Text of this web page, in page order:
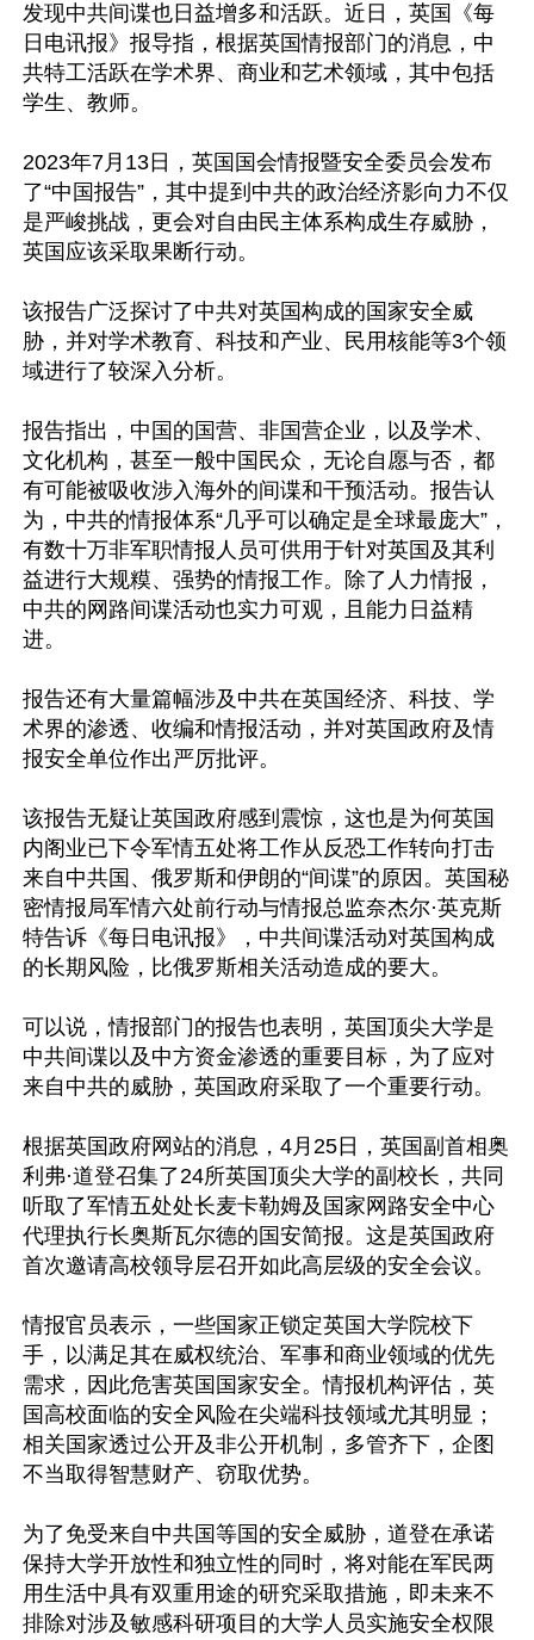
发现中共间谍也日益增多和活跃。近日，英国《每
日电讯报》报导指，根据英国情报部门的消息，中
共特工活跃在学术界、商业和艺术领域，其中包括
学生、教师。
2023年7月13日，英国国会情报暨安全委员会发布
了“中国报告”，其中提到中共的政治经济影向力不仅
是严峻挑战，更会对自由民主体系构成生存威胁，
英国应该采取果断行动。
该报告广泛探讨了中共对英国构成的国家安全威
胁，并对学术教育、科技和产业、民用核能等3个领
域进行了较深入分析。
报告指出，中国的国营、非国营企业，以及学术、
文化机构，甚至一般中国民众，无论自愿与否，都
有可能被吸收涉入海外的间谍和干预活动。报告认
为，中共的情报体系“几乎可以确定是全球最庞大”，
有数十万非军职情报人员可供用于针对英国及其利
益进行大规糢、强势的情报工作。除了人力情报，
中共的网路间谍活动也实力可观，且能力日益精
进。
报告还有大量篇幅涉及中共在英国经济、科技、学
术界的渗透、收编和情报活动，并对英国政府及情
报安全单位作出严厉批评。
该报告无疑让英国政府感到震惊，这也是为何英国
内阁业已下令军情五处将工作从反恐工作转向打击
来自中共国、俄罗斯和伊朗的“间谍”的原因。英国秘
密情报局军情六处前行动与情报总监奈杰尔·英克斯
特告诉《每日电讯报》，中共间谍活动对英国构成
的长期风险，比俄罗斯相关活动造成的要大。
可以说，情报部门的报告也表明，英国顶尖大学是
中共间谍以及中方资金渗透的重要目标，为了应对
来自中共的威胁，英国政府采取了一个重要行动。
根据英国政府网站的消息，4月25日，英国副首相奥
利弗·道登召集了24所英国顶尖大学的副校长，共同
听取了军情五处处长麦卡勒姆及国家网路安全中心
代理执行长奥斯瓦尔德的国安简报。这是英国政府
首次邀请高校领导层召开如此高层级的安全会议。
情报官员表示，一些国家正锁定英国大学院校下
手，以满足其在威权统治、军事和商业领域的优先
需求，因此危害英国国家安全。情报机构评估，英
国高校面临的安全风险在尖端科技领域尤其明显；
相关国家透过公开及非公开机制，多管齐下，企图
不当取得智慧财产、窃取优势。
为了免受来自中共国等国的安全威胁，道登在承诺
保持大学开放性和独立性的同时，将对能在军民两
用生活中具有双重用途的研究采取措施，即未来不
排除对涉及敏感科研项目的大学人员实施安全权限